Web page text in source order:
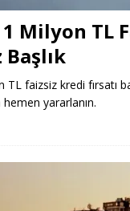
Milyon TL
faizsiz kredi fırsatı
yararlanın.